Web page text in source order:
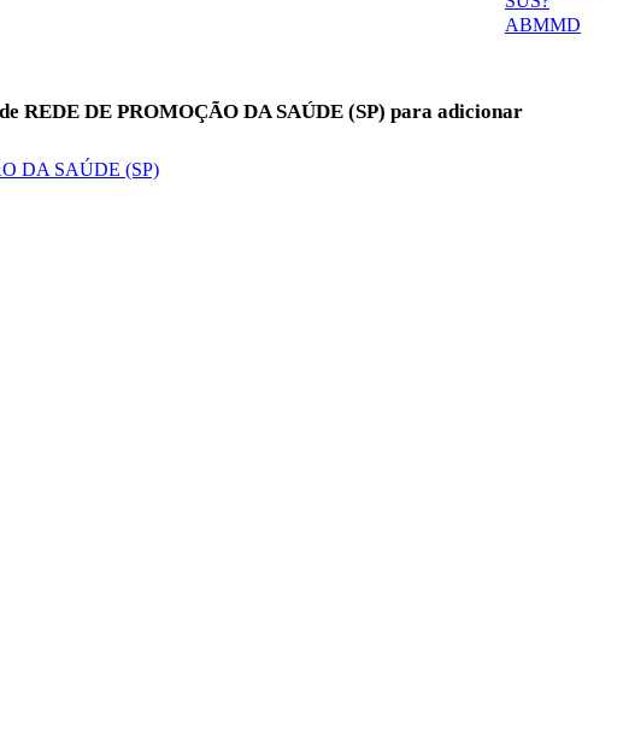
ABMMD
REDE DE PROMOÇÃO DA SAÚDE (SP) para adicionar
DA SAÚDE (SP)